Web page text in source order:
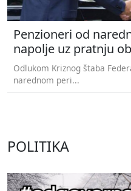
Penzioneri od
napolje uz pratnju
Odlukom Kriznog štaba
narednom peri...
POLITIKA